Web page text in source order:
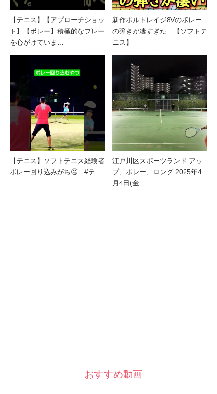
【テニス】【アプローチショッ
ト】【ボレー】積極的なプレー
を心がけていま…
新作ボルトレイジ8Vのボレー
の弾きが凄すぎた！【ソフトテ
ニス】
【テニス】ソフトテニス経験者
ボレー回り込みがち🤔 #テ…
江戸川区スポーツランド アッ
プ、ボレー、ロング 2025年4
月4日(金…
おすすめ動画